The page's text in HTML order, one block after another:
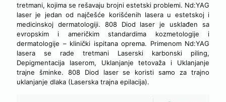
tretmani, kojima se rešavaju brojni estetski problemi. Nd:YAG
laser je jedan od najčešće korišćenih lasera u estetskoj i
medicinskoj dermatologiji. 808 Diod laser je usklađen sa
evropskim i američkim standardima kozmetologije i
dermatologije – klinički ispitana oprema. Primenom Nd:YAG
lasera se rade tretmani Laserski karbonski piling,
Depigmentacija laserom, Uklanjanje tetovaža i Uklanjanje
trajne šminke. 808 Diod laser se koristi samo za trajno
uklanjanje dlaka (Laserska trajna epilacija).